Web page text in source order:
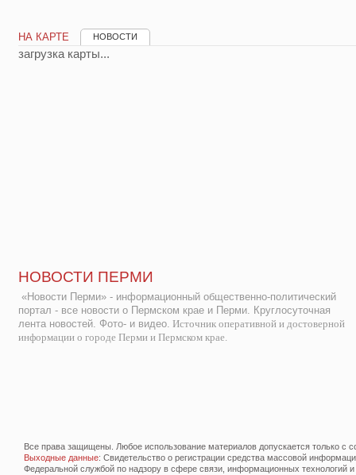
НА КАРТЕ НОВОСТИ
загрузка карты...
НОВОСТИ ПЕРМИ
«Новости Перми» - информационный общественно-политический
портал - все новости о Пермском крае и Перми. Круглосуточная
лента новостей. Фото- и видео. Источник оперативной и достоверной
информации о городе Перми и Пермском крае.
Все права защищены. Любое использование материалов допускается только с
Выходные данные: Свидетельство о регистрации средства массовой
Федеральной службой по надзору в сфере связи, информационных технологий